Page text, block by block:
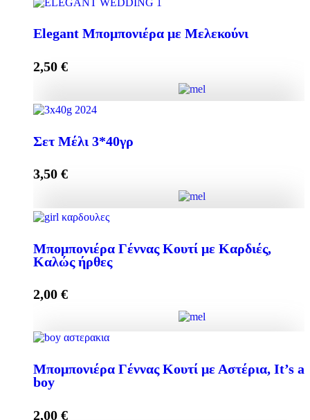
Συσκευασία δώρου, σετ Μέλι Πεύκο & Μελισσοκέρι
ποσότητα
Προσθήκη στο καλάθι
Elegant Μπομπονιέρα με Μελεκούνι
2,50 €
Σετ Μέλι 3*40γρ
3,50 €
Μπομπονιέρα Γέννας Κουτί με Καρδιές,
Καλώς ήρθες
2,00 €
Μπομπονιέρα Γέννας Κουτί με Καρδιές, Καλώς ήρθες
ποσότητα
Μπομπονιέρα Γέννας Κουτί με Αστέρια, It’s a
boy
2,00 €